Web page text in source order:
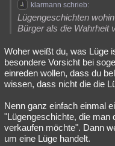
klarmann schrieb:
Lügengeschichten
Bürger als die Wahrheit
Woher weißt du, was Lüge
besondere Vorsicht bei
einreden wollen, dass du
wissen, dass nicht die die
Nenn ganz einfach einmal
"Lügengeschichte, die man
verkaufen möchte". Dann
um eine Lüge handelt.